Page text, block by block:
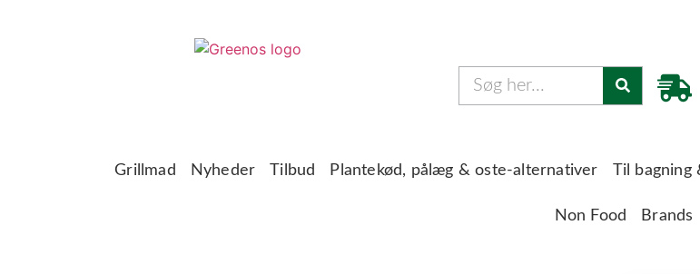
Grillmad Nyheder Tilbud Plantekød, pålæg & oste-alternativer Til bagning
Non Food Brands